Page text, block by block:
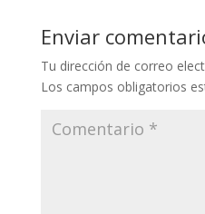
Enviar
Tu dirección de correo
Los campos obligatorios